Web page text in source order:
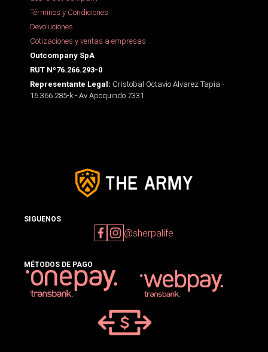
Términos y Condiciones
Devoluciones
Cotizaciones y ventas a empresas
Outcompany SpA
RUT Nº76.266.293-0
Representante Legal: Cristobal Octavio Alvarez Tapia -
16.366.285-k - Av Apoquindo 7331
SIGUENOS
@sherpalife
MÉTODOS DE PAGO